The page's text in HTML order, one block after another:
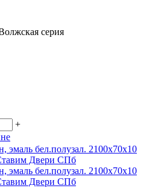
серия
+